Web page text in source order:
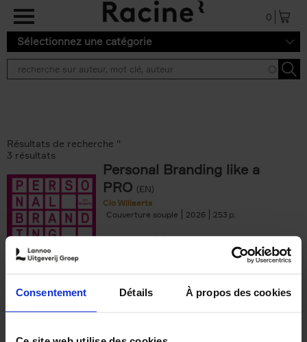
Consentement Détails À propos des cookies
Aller au contenu principal
0
Sélectionnez une catégorie
Résultats de recherche ''
3 résultats
Personal Branding like a
PRO (EN)
Clo Willaerts
Couverture souple
2026 253
€34,99